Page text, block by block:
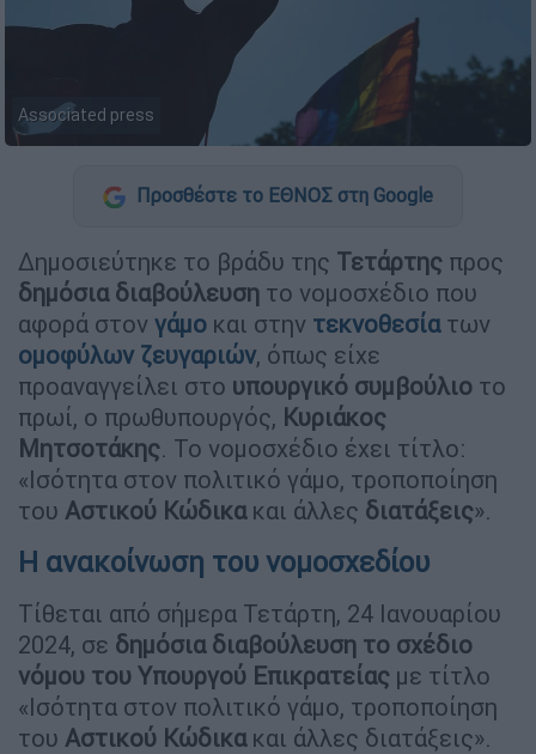
Associated press
Προσθέστε το ΕΘΝΟΣ στη Google
Δημοσιεύτηκε το βράδυ της Τετάρτης προς
δημόσια διαβούλευση το νομοσχέδιο που
αφορά στον γάμο και στην τεκνοθεσία των
ομοφύλων ζευγαριών, όπως είχε
προαναγγείλει στο υπουργικό συμβούλιο το
πρωί, ο πρωθυπουργός, Κυριάκος
Μητσοτάκης. Το νομοσχέδιο έχει τίτλο:
«Ισότητα στον πολιτικό γάμο, τροποποίηση
του Αστικού Κώδικακαι άλλες διατάξεις».
Η ανακοίνωση του νομοσχεδίου
Τίθεται από σήμερα Τετάρτη, 24 Ιανουαρίου
2024, σε δημόσια διαβούλευση το σχέδιο
νόμου του Υπουργού Επικρατείας με τίτλο
«Ισότητα στον πολιτικό γάμο, τροποποίηση
του Αστικού Κώδικακαι άλλες διατάξεις».